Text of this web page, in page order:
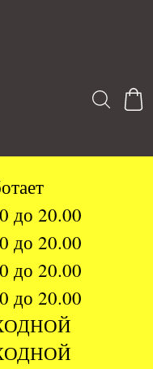
до 20.00
до 20.00
до 20.00
до 20.00